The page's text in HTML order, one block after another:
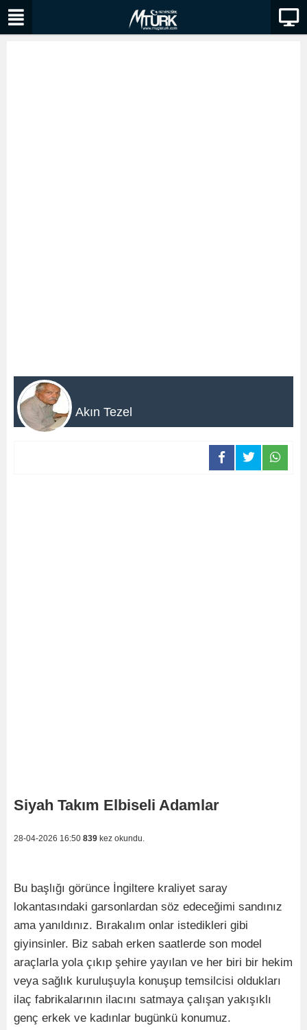
Akın Tezel
Siyah Takım Elbiseli Adamlar
28-04-2026 16:50 839 kez okundu.
Bu başlığı görünce İngiltere kraliyet saray
lokantasındaki garsonlardan söz edeceğimi sandınız
ama yanıldınız. Bırakalım onlar istedikleri gibi
giyinsinler. Biz sabah erken saatlerde son model
araçlarla yola çıkıp şehire yayılan ve her biri bir hekim
veya sağlık kuruluşuyla konuşup temsilcisi oldukları
ilaç fabrikalarının ilacını satmaya çalışan yakışıklı
genç erkek ve kadınlar bugünkü konumuz.